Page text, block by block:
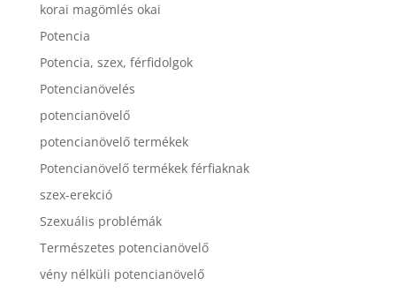
korai magömlés okai
Potencia
Potencia, szex, férfidolgok
Potencianövelés
potencianövelő
potencianövelő termékek
Potencianövelő termékek férfiaknak
szex-erekció
Szexuális problémák
Természetes potencianövelő
vény nélküli potencianövelő